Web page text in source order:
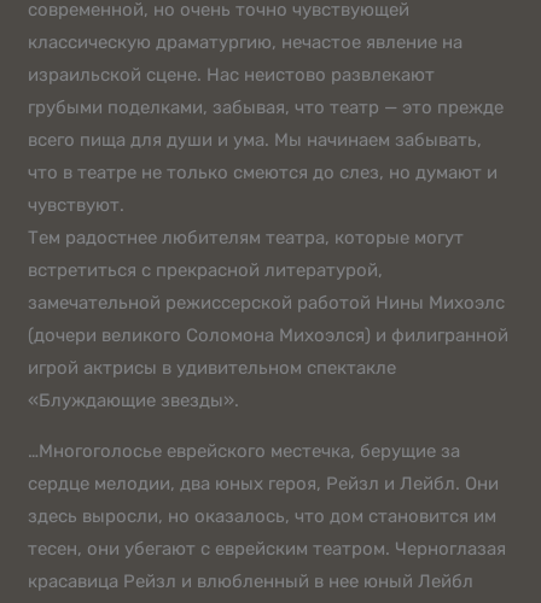
современной, но очень точно чувствующей
классическую драматургию, нечастое явление на
израильской сцене. Нас неистово развлекают
грубыми поделками, забывая, что театр — это прежде
всего пища для души и ума. Мы начинаем забывать,
что в театре не только смеются до слез, но думают и
чувствуют.
Тем радостнее любителям театра, которые могут
встретиться с прекрасной литературой,
замечательной режиссерской работой Нины Михоэлс
(дочери великого Соломона Михоэлся) и филигранной
игрой актрисы в удивительном спектакле
«Блуждающие звезды».
…Многоголосье еврейского местечка, берущие за
сердце мелодии, два юных героя, Рейзл и Лейбл. Они
здесь выросли, но оказалось, что дом становится им
тесен, они убегают с еврейским театром. Черноглазая
красавица Рейзл и влюбленный в нее юный Лейбл